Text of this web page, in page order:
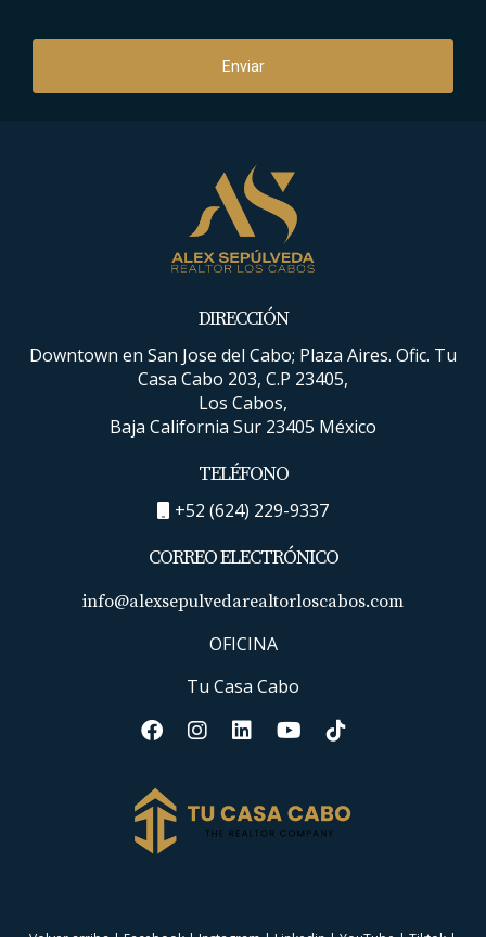
Enviar
DIRECCIÓN
Downtown en San Jose del Cabo; Plaza Aires. Ofic. Tu
Casa Cabo 203, C.P 23405,
Los Cabos,
Baja California Sur 23405 México
TELÉFONO
+52 (624) 229-9337
CORREO ELECTRÓNICO
info@alexsepulvedarealtorloscabos.com
OFICINA
Tu Casa Cabo